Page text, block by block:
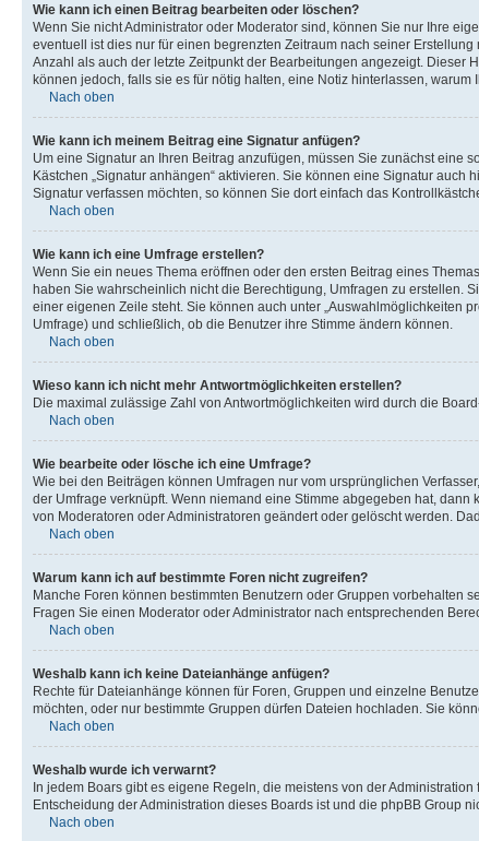
Wie kann ich einen Beitrag bearbeiten oder löschen?
Wenn Sie nicht Administrator oder Moderator sind, können Sie nur Ihre
eventuell ist dies nur für einen begrenzten Zeitraum nach seiner
Anzahl als auch der letzte Zeitpunkt der Bearbeitungen angezeigt. Dieser
können jedoch, falls sie es für nötig halten, eine Notiz hinterlassen,
Nach oben
Wie kann ich meinem Beitrag eine Signatur anfügen?
Um eine Signatur an Ihren Beitrag anzufügen, müssen Sie zunächst eine
Kästchen „Signatur anhängen“ aktivieren. Sie können eine Signatur
Signatur verfassen möchten, so können Sie dort einfach das
Nach oben
Wie kann ich eine Umfrage erstellen?
Wenn Sie ein neues Thema eröffnen oder den ersten Beitrag eines
haben Sie wahrscheinlich nicht die Berechtigung, Umfragen zu erstellen.
einer eigenen Zeile steht. Sie können auch unter „Auswahlmöglichkeiten
Umfrage) und schließlich, ob die Benutzer ihre Stimme ändern können.
Nach oben
Wieso kann ich nicht mehr Antwortmöglichkeiten erstellen?
Die maximal zulässige Zahl von Antwortmöglichkeiten wird durch die
Nach oben
Wie bearbeite oder lösche ich eine Umfrage?
Wie bei den Beiträgen können Umfragen nur vom ursprünglichen
der Umfrage verknüpft. Wenn niemand eine Stimme abgegeben hat,
von Moderatoren oder Administratoren geändert oder gelöscht werden.
Nach oben
Warum kann ich auf bestimmte Foren nicht zugreifen?
Manche Foren können bestimmten Benutzern oder Gruppen vorbehalten
Fragen Sie einen Moderator oder Administrator nach entsprechenden
Nach oben
Weshalb kann ich keine Dateianhänge anfügen?
Rechte für Dateianhänge können für Foren, Gruppen und einzelne
möchten, oder nur bestimmte Gruppen dürfen Dateien hochladen. Sie
Nach oben
Weshalb wurde ich verwarnt?
In jedem Boars gibt es eigene Regeln, die meistens von der
Entscheidung der Administration dieses Boards ist und die phpBB Group
Nach oben